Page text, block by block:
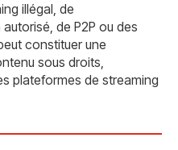
illégal, de
de P2P ou des
constituer une
sous droits,
plateformes de streaming